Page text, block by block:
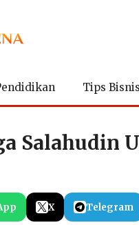
Tips Bisnis
Salahudin
X Telegram